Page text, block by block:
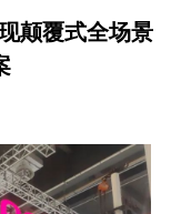
颠覆式全场景